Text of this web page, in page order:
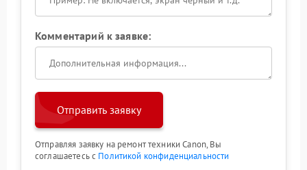
Комментарий к заявке:
Отправить заявку
Отправляя заявку на ремонт техники Canon, Вы
соглашаетесь с Политикой конфиденциальности